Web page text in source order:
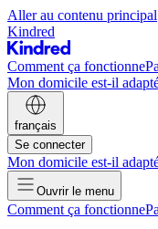
Aller au contenu principal
Kindred
Comment ça fonctionne
Mon domicile est-il
français
Se connecter
Mon domicile est-il
Ouvrir le menu
Comment ça fonctionne